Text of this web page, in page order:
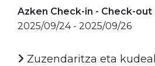
Azken Check-in - Check-
2025/09/24 - 2025/09/26
Zuzendaritza eta